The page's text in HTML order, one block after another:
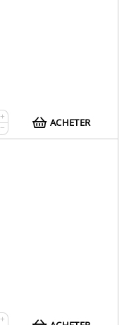
+
−
ACHETER
+